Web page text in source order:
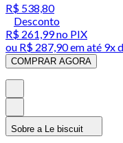
R$ 538,80
Desconto
R$ 261,99no PIX
ou R$ 287,90em até 9x
COMPRAR AGORA
Sobre a Le biscuit